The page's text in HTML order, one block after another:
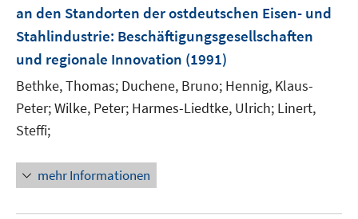
an den Standorten der ostdeutschen Eisen- und
Stahlindustrie: Beschäftigungsgesellschaften
und regionale Innovation (1991)
Bethke, Thomas; Duchene, Bruno; Hennig, Klaus-
Peter;Wilke, Peter; Harmes-Liedtke, Ulrich; Linert,
Steffi;
mehr Informationen